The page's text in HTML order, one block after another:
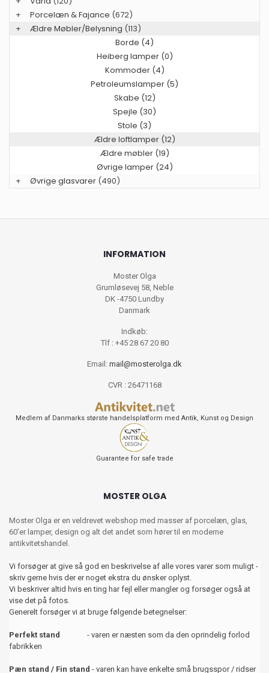
+
Porcelæn & Fajance (672)
+
Ældre Møbler/Belysning (113)
Borde (4)
Heiberg lamper (0)
Kommoder (4)
Petroleumslamper (5)
Skabe (12)
Spejle (30)
Stole (3)
Ældre loftlamper (12)
Ældre møbler (19)
Øvrige lamper (24)
+
Øvrige glasvarer (490)
INFORMATION
Moster Olga
Grumløsevej 58, Neble
DK -4750 Lundby
Danmark
Indkøb:
Tlf : +45 28 67 20 80
Email: mail@mosterolga.dk
CVR : 26471168
Medlem af Danmarks største handelsplatform med Antik, Kunst og Design
Guarantee for safe trade
MOSTER OLGA
Moster Olga er en veldrevet webshop med masser af porcelæn, glas,
60’er lamper, design og alt det andet som hører til en moderne
antikvitetshandel.
Vi forsøger at give så god en beskrivelse af alle vores varer som muligt -
skriv gerne hvis der er noget ekstra du ønsker oplyst.
Vi beskriver altid hvis en ting har fejl eller mangler og forsøger også at
vise det på fotos.
Generelt forsøger vi at bruge følgende betegnelser:
Perfekt stand - varen er næsten som da den oprindelig forlod
fabrikken
Pæn stand / Fin stand - varen kan have enkelte små brugsspor / ridser